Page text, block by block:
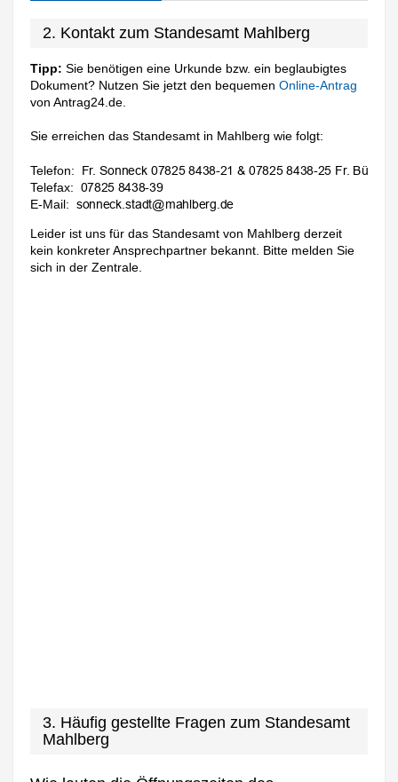
2. Kontakt zum Standesamt Mahlberg
Tipp: Sie benötigen eine Urkunde bzw. ein beglaubigtes
Dokument? Nutzen Sie jetzt den bequemenOnline-Antrag
von Antrag24.de.
Sie erreichen das Standesamt in Mahlberg wie folgt:
Telefon:
Telefax:
E-Mail:
Leider ist uns für das Standesamt von Mahlberg derzeit
kein konkreter Ansprechpartner bekannt. Bitte melden Sie
sich in der Zentrale.
3. Häufig gestellte Fragen zum Standesamt
Mahlberg